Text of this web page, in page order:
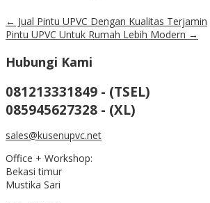
← Jual Pintu UPVC Dengan Kualitas Terjamin
Pintu UPVC Untuk Rumah Lebih Modern →
Hubungi Kami
081213331849 - (TSEL)
085945627328 - (XL)
sales@kusenupvc.net
Office + Workshop:
Bekasi timur
Mustika Sari